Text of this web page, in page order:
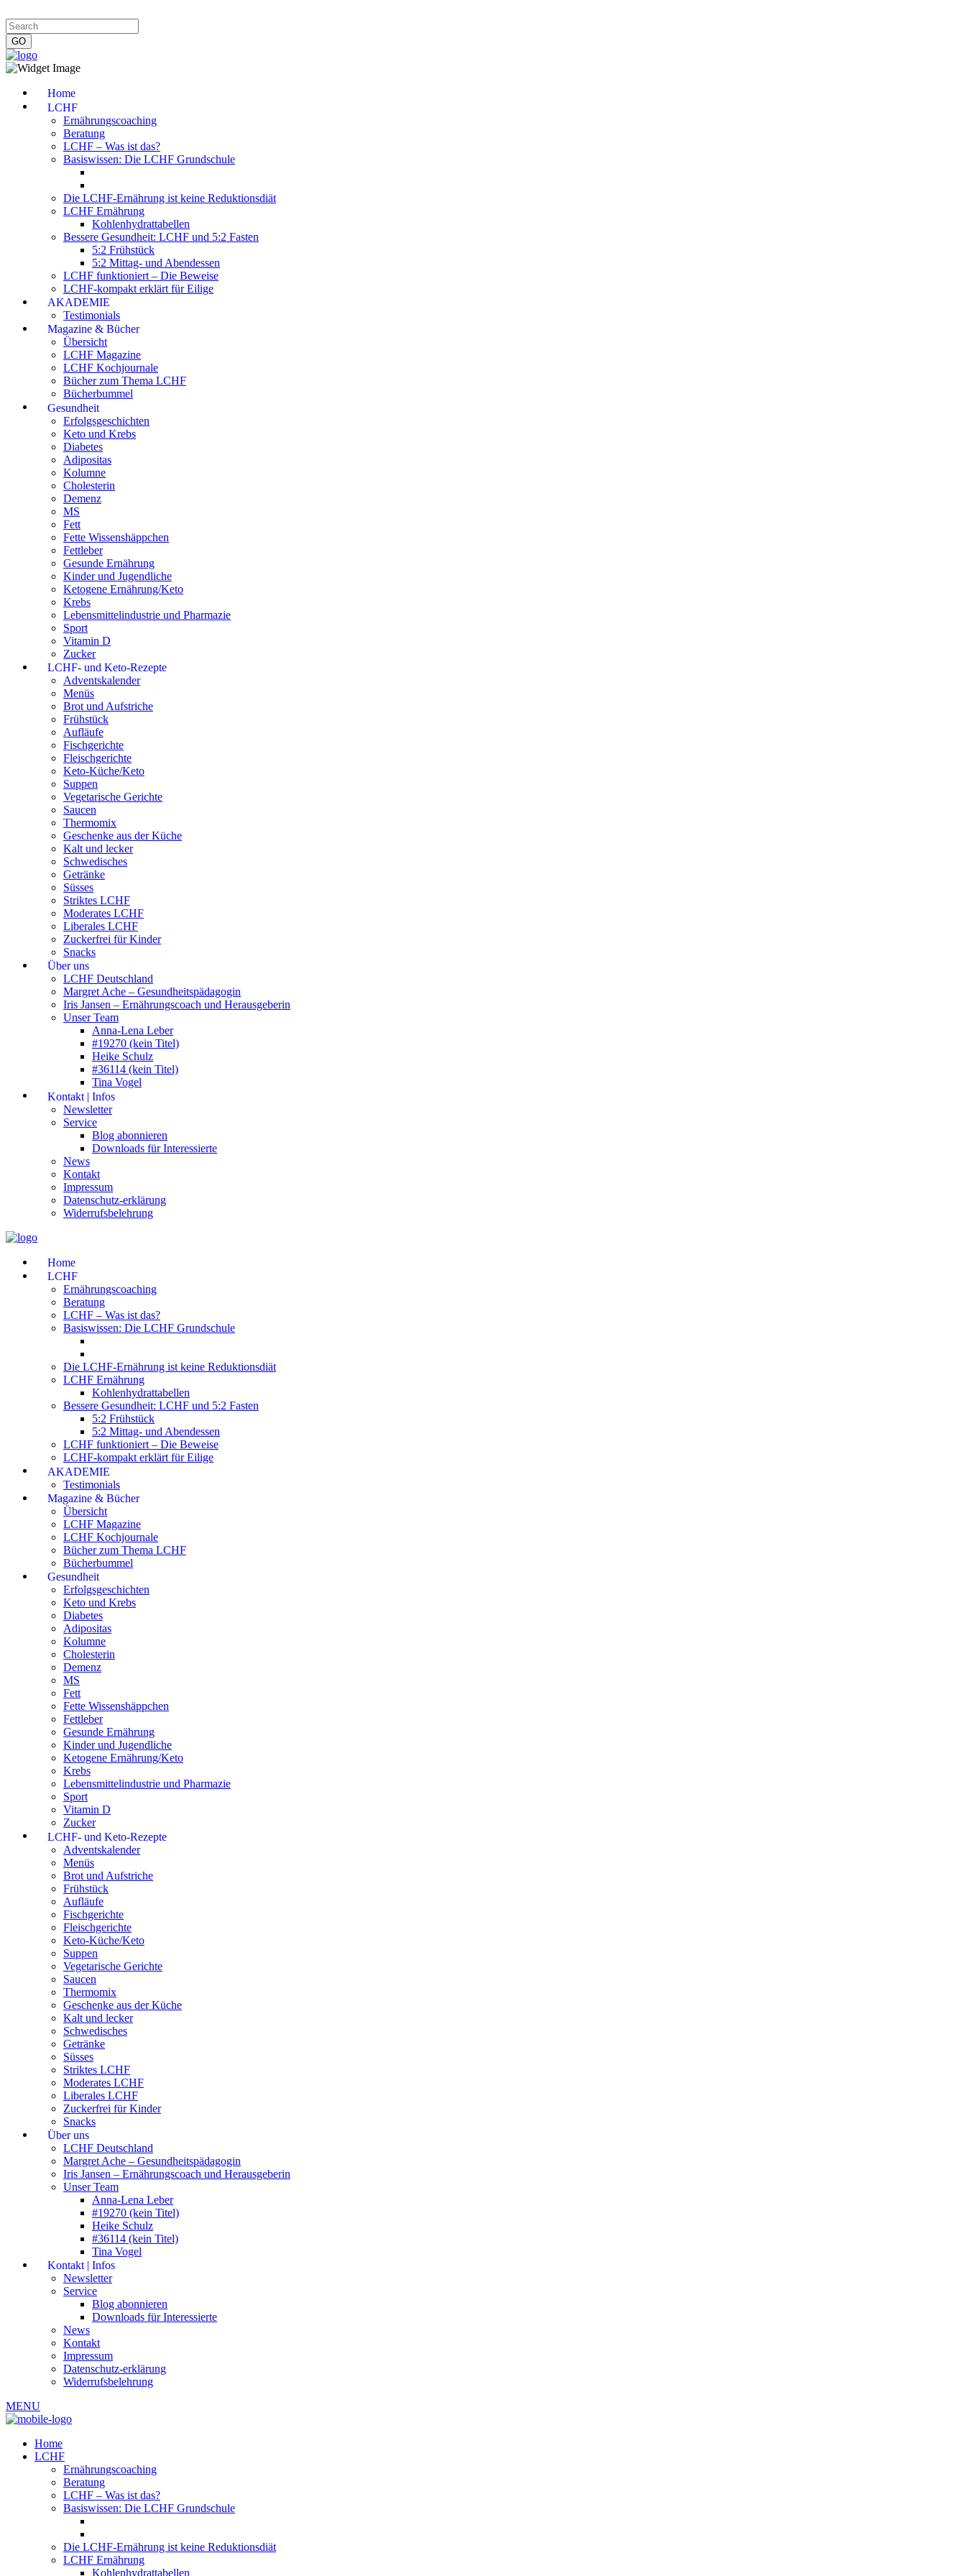
Home
LCHF
Ernährungscoaching
Beratung
LCHF – Was ist das?
Basiswissen: Die LCHF Grundschule
Die LCHF-Ernährung ist keine Reduktionsdiät
LCHF Ernährung
Kohlenhydrattabellen
Bessere Gesundheit: LCHF und 5:2 Fasten
5:2 Frühstück
5:2 Mittag- und Abendessen
LCHF funktioniert – Die Beweise
LCHF-kompakt erklärt für Eilige
AKADEMIE
Testimonials
Magazine & Bücher
Übersicht
LCHF Magazine
LCHF Kochjournale
Bücher zum Thema LCHF
Bücherbummel
Gesundheit
Erfolgsgeschichten
Keto und Krebs
Diabetes
Adipositas
Kolumne
Cholesterin
Demenz
MS
Fett
Fette Wissenshäppchen
Fettleber
Gesunde Ernährung
Kinder und Jugendliche
Ketogene Ernährung/Keto
Krebs
Lebensmittelindustrie und Pharmazie
Sport
Vitamin D
Zucker
LCHF- und Keto-Rezepte
Adventskalender
Menüs
Brot und Aufstriche
Frühstück
Aufläufe
Fischgerichte
Fleischgerichte
Keto-Küche/Keto
Suppen
Vegetarische Gerichte
Saucen
Thermomix
Geschenke aus der Küche
Kalt und lecker
Schwedisches
Getränke
Süsses
Striktes LCHF
Moderates LCHF
Liberales LCHF
Zuckerfrei für Kinder
Snacks
Über uns
LCHF Deutschland
Margret Ache – Gesundheitspädagogin
Iris Jansen – Ernährungscoach und Herausgeberin
Unser Team
Anna-Lena Leber
#19270 (kein Titel)
Heike Schulz
#36114 (kein Titel)
Tina Vogel
Kontakt | Infos
Newsletter
Service
Blog abonnieren
Downloads für Interessierte
News
Kontakt
Impressum
Datenschutz-erklärung
Widerrufsbelehrung
Home
LCHF
Ernährungscoaching
Beratung
LCHF – Was ist das?
Basiswissen: Die LCHF Grundschule
Die LCHF-Ernährung ist keine Reduktionsdiät
LCHF Ernährung
Kohlenhydrattabellen
Bessere Gesundheit: LCHF und 5:2 Fasten
5:2 Frühstück
5:2 Mittag- und Abendessen
LCHF funktioniert – Die Beweise
LCHF-kompakt erklärt für Eilige
AKADEMIE
Testimonials
Magazine & Bücher
Übersicht
LCHF Magazine
LCHF Kochjournale
Bücher zum Thema LCHF
Bücherbummel
Gesundheit
Erfolgsgeschichten
Keto und Krebs
Diabetes
Adipositas
Kolumne
Cholesterin
Demenz
MS
Fett
Fette Wissenshäppchen
Fettleber
Gesunde Ernährung
Kinder und Jugendliche
Ketogene Ernährung/Keto
Krebs
Lebensmittelindustrie und Pharmazie
Sport
Vitamin D
Zucker
LCHF- und Keto-Rezepte
Adventskalender
Menüs
Brot und Aufstriche
Frühstück
Aufläufe
Fischgerichte
Fleischgerichte
Keto-Küche/Keto
Suppen
Vegetarische Gerichte
Saucen
Thermomix
Geschenke aus der Küche
Kalt und lecker
Schwedisches
Getränke
Süsses
Striktes LCHF
Moderates LCHF
Liberales LCHF
Zuckerfrei für Kinder
Snacks
Über uns
LCHF Deutschland
Margret Ache – Gesundheitspädagogin
Iris Jansen – Ernährungscoach und Herausgeberin
Unser Team
Anna-Lena Leber
#19270 (kein Titel)
Heike Schulz
#36114 (kein Titel)
Tina Vogel
Kontakt | Infos
Newsletter
Service
Blog abonnieren
Downloads für Interessierte
News
Kontakt
Impressum
Datenschutz-erklärung
Widerrufsbelehrung
MENU
Home
LCHF
Ernährungscoaching
Beratung
LCHF – Was ist das?
Basiswissen: Die LCHF Grundschule
Die LCHF-Ernährung ist keine Reduktionsdiät
LCHF Ernährung
Kohlenhydrattabellen